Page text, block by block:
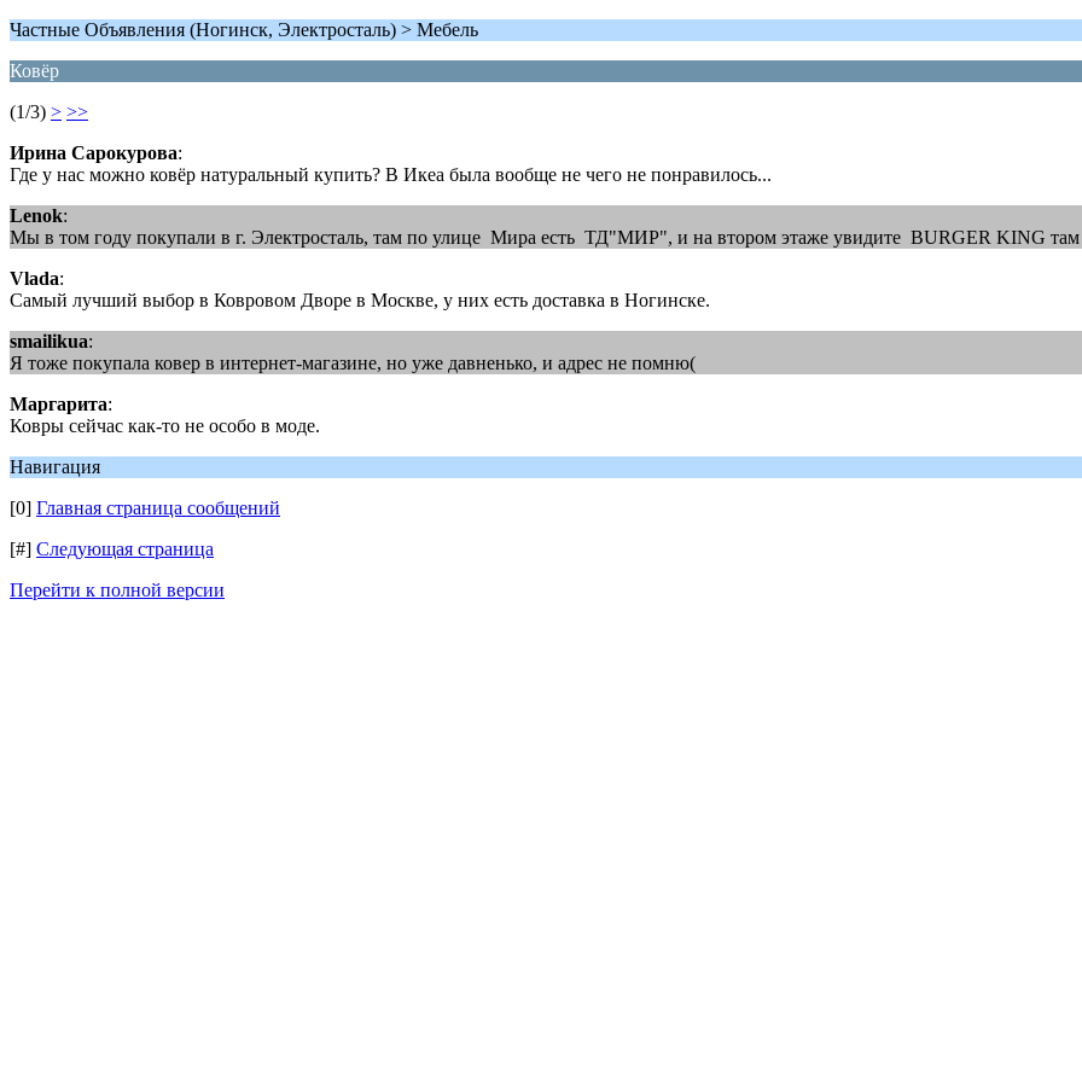
Частные Объявления (Ногинск, Электросталь) > Мебель
Ковёр
(1/3) > >>
Ирина Сарокурова:
Где у нас можно ковёр натуральный купить? В Икеа была вообще не чего не понравилось...
Lenok:
Мы в том году покупали в г. Электросталь, там по улице Мира есть ТД"МИР", и на втором этаже увидите BURGER KING там
Vlada:
Самый лучший выбор в Ковровом Дворе в Москве, у них есть доставка в Ногинске.
smailikua:
Я тоже покупала ковер в интернет-магазине, но уже давненько, и адрес не помню(
Маргарита:
Ковры сейчас как-то не особо в моде.
Навигация
[0] Главная страница сообщений
[#] Следующая страница
Перейти к полной версии